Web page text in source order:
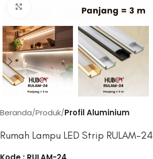
Click to enlarge
Beranda Produk Profil Aluminium
Rumah Lampu LED Strip RULAM-24